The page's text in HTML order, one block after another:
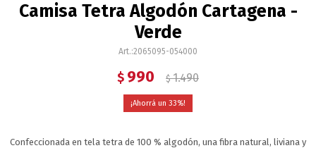
Camisa Tetra Algodón Cartagena -
Verde
2065095-054000
$ 990 $ 1.490
33
Confeccionada en tela tetra de 100 % algodón, una fibra natural, liviana y